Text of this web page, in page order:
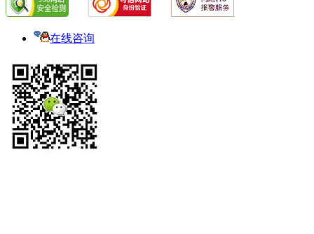
在线咨询